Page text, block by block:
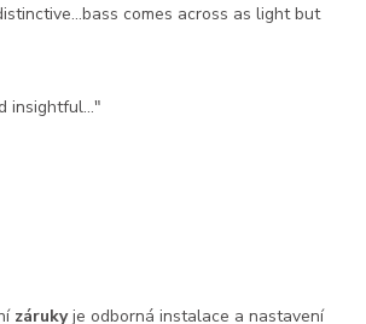
comes across as light but
insightful..."
zárukyje odborná instalace a nastavení